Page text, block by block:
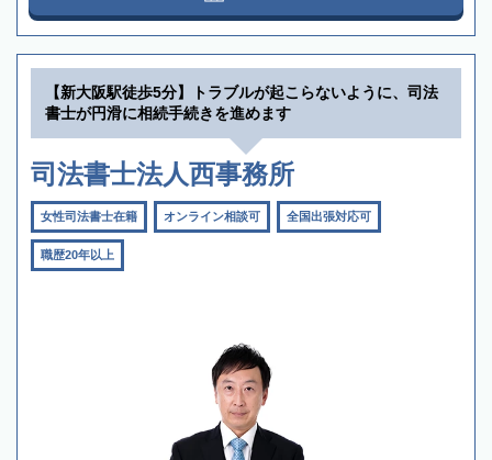
【新大阪駅徒歩5分】トラブルが起こらないように、司法
書士が円滑に相続手続きを進めます
司法書士法人西事務所
女性司法書士在籍 オンライン相談可 全国出張対応可
職歴20年以上